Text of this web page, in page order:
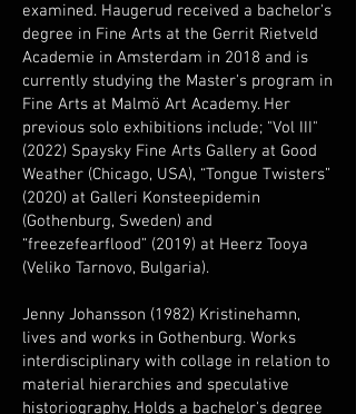
examined. Haugerud received a bachelor's
degree in Fine Arts at the Gerrit Rietveld
Academie in Amsterdam in 2018 and is
currently studying the Master's program in
Fine Arts at Malmö Art Academy. Her
previous solo exhibitions include; "Vol III"
(2022) Spaysky Fine Arts Gallery at Good
Weather (Chicago, USA), “Tongue Twisters”
(2020) at Galleri Konsteepidemin
(Gothenburg, Sweden) and
“freezefearflood” (2019) at Heerz Tooya
(Veliko Tarnovo, Bulgaria).
Jenny Johansson (1982) Kristinehamn,
lives and works in Gothenburg. Works
interdisciplinary with collage in relation to
material hierarchies and speculative
historiography. Holds a bachelor's degree